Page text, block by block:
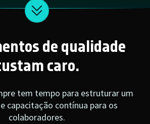
de qualidade
caro.
tem tempo para estruturar um
capacitação contínua para os
colaboradores.